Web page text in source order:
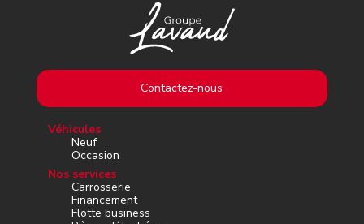
Contactez-nous
Véhicules
Neuf
Occasion
Nos services
Carrosserie
Financement
Flotte business